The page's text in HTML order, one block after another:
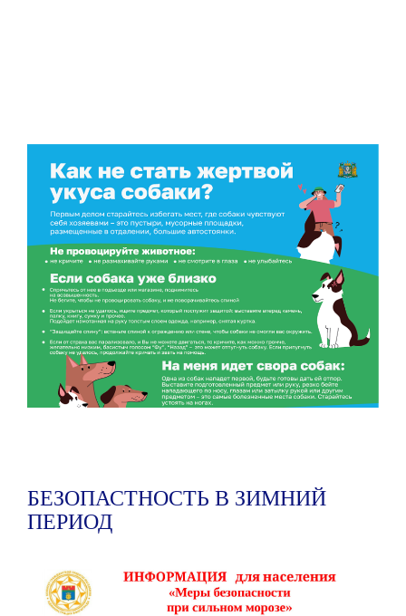
БЕЗОПАСТНОСТЬ В ЗИМНИЙ
ПЕРИОД